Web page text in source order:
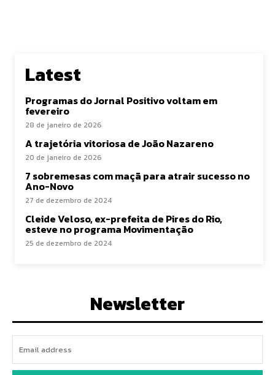
Latest
Programas do Jornal Positivo voltam em
fevereiro
28 de janeiro de 2026
A trajetória vitoriosa de João Nazareno
20 de janeiro de 2026
7 sobremesas com maçã para atrair sucesso no
Ano-Novo
27 de dezembro de 2024
Cleide Veloso, ex-prefeita de Pires do Rio,
esteve no programa Movimentação
25 de dezembro de 2024
Newsletter